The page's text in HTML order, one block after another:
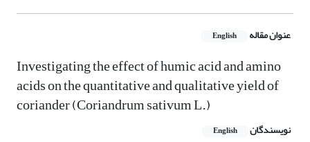
عنوان مقاله English
Investigating the effect of humic acid and amino
acids on the quantitative and qualitative yield of
coriander (Coriandrum sativum L.)
نویسندگان English